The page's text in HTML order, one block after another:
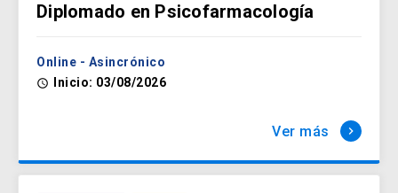
Diplomado en Psicofarmacología
Online - Asincrónico
access_time Inicio: 03/08/2026
Ver más keyboard_arrow_right